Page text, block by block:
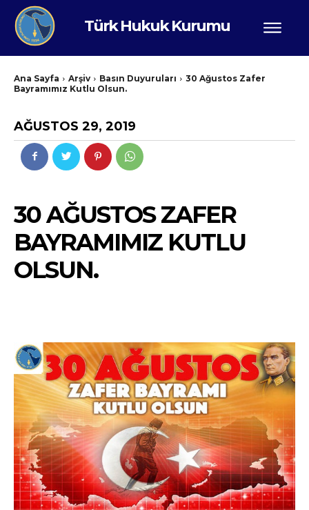
Türk Hukuk Kurumu
Ana Sayfa Arşiv Basın Duyuruları
30 Ağustos Zafer
Bayramımız Kutlu Olsun.
AĞUSTOS 29, 2019
30 AĞUSTOS ZAFER
BAYRAMIMIZ KUTLU
OLSUN.